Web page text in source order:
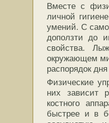
Вместе с
личной
умений. С
доползти до
свойства.
окружающем
распорядок
Физические
них зависит
костного
быстрее и в